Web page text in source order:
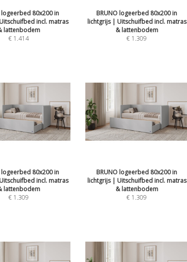
logeerbed 80x200 in
incl. matras
lattenbodem
€ 1.414
BRUNO logeerbed 80x200 in
lichtgrijs | Uitschuifbed incl. matras
& lattenbodem
€ 1.309
logeerbed 80x200 in
incl. matras
lattenbodem
€ 1.309
BRUNO logeerbed 80x200 in
lichtgrijs | Uitschuifbed incl. matras
& lattenbodem
€ 1.309